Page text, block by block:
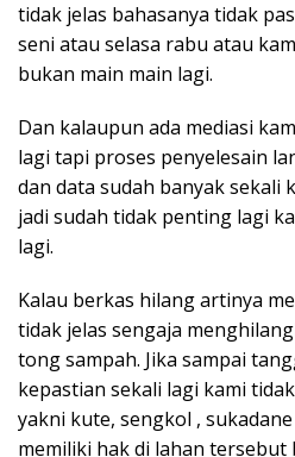
tidak jelas bahasanya tidak
seni atau selasa rabu atau
bukan main main lagi.
Dan kalaupun ada mediasi
lagi tapi proses penyelesain
dan data sudah banyak sekali
jadi sudah tidak penting lagi
lagi.
Kalau berkas hilang artinya
tidak jelas sengaja
tong sampah. Jika sampai
kepastian sekali lagi kami
yakni kute, sengkol ,
memiliki hak di lahan tersebut